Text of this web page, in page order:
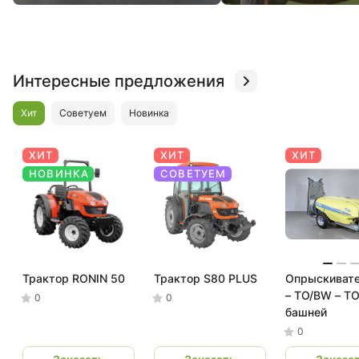
Интересные предложения
Хит Советуем Новинка
ХИТ
НОВИНКА
Трактор RONIN 50
0
ХИТ
СОВЕТУЕМ
Трактор S80 PLUS
0
ХИТ
– TO/BW –
башней
0